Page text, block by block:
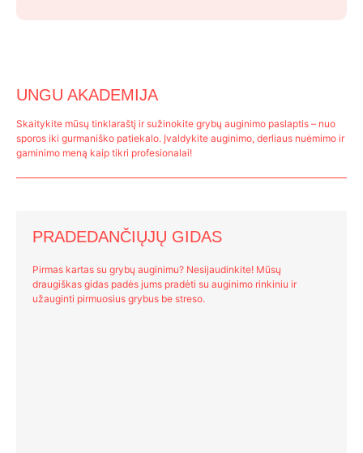
UNGU AKADEMIJA
Skaitykite mūsų tinklaraštį ir sužinokite grybų auginimo paslaptis – nuo
sporos iki gurmaniško patiekalo. Įvaldykite auginimo, derliaus nuėmimo ir
gaminimo meną kaip tikri profesionalai!
PRADEDANČIŲJŲ GIDAS
Pirmas kartas su grybų auginimu? Nesijaudinkite! Mūsų
draugiškas gidas padės jums pradėti su auginimo rinkiniu ir
užauginti pirmuosius grybus be streso.